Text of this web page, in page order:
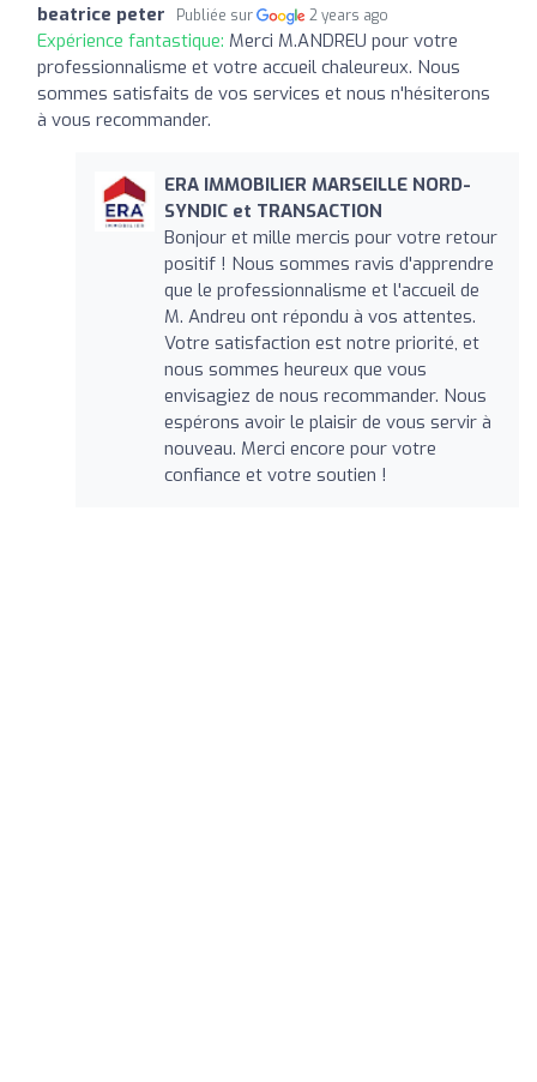
beatrice peter Publiée sur 2 years ago
Expérience fantastique: Merci M.ANDREU pour votre
professionnalisme et votre accueil chaleureux. Nous
sommes satisfaits de vos services et nous n'hésiterons
à vous recommander.
ERA IMMOBILIER MARSEILLE NORD-
SYNDIC et TRANSACTION
Bonjour et mille mercis pour votre retour
positif ! Nous sommes ravis d'apprendre
que le professionnalisme et l'accueil de
M. Andreu ont répondu à vos attentes.
Votre satisfaction est notre priorité, et
nous sommes heureux que vous
envisagiez de nous recommander. Nous
espérons avoir le plaisir de vous servir à
nouveau. Merci encore pour votre
confiance et votre soutien !